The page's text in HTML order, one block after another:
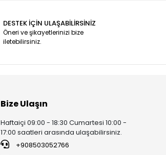
DESTEK İÇİN ULAŞABİLİRSİNİZ
Öneri ve şikayetlerinizi bize
iletebilirsiniz.
Bize Ulaşın
Haftaiçi 09:00 - 18:30 Cumartesi 10:00 -
17:00 saatleri arasında ulaşabilirsiniz.
+908503052766